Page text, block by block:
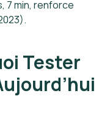
7 min, renforce
Tester